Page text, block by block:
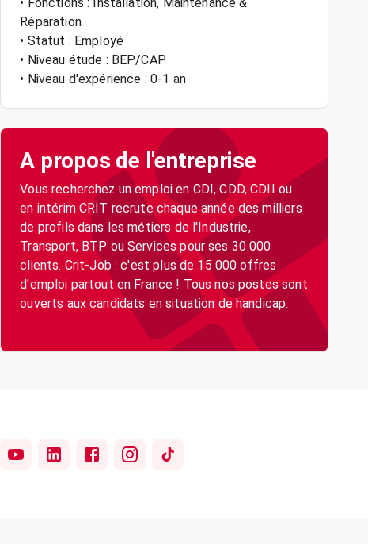
Réparation
• Statut : Employé
• Niveau étude : BEP/CAP
• Niveau d'expérience : 0-1 an
A propos de l'entreprise
Vous recherchez un emploi en CDI, CDD, CDII ou
en intérim CRIT recrute chaque année des milliers
de profils dans les métiers de l'Industrie,
Transport, BTP ou Services pour ses 30 000
clients. Crit-Job : c'est plus de 15 000 offres
d'emploi partout en France ! Tous nos postes sont
ouverts aux candidats en situation de handicap.